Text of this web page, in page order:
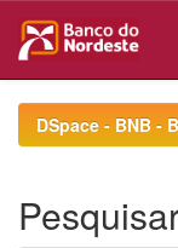
navigationDSpace - BNB -